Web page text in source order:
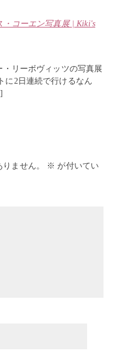
・コーエン写真展 | Kiki's
リーボヴィッツの写真展
に2日連続で行けるなん
ません。 ※ が付いてい